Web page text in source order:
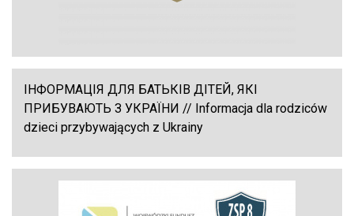
ІНФОРМАЦІЯ ДЛЯ БАТЬКІВ ДІТЕЙ, ЯКІ
ПРИБУВАЮТЬ З УКРАЇНИ // Informacja dla rodziców
dzieci przybywających z Ukrainy